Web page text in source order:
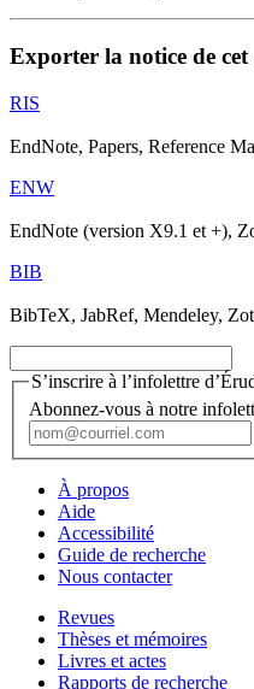
Exporter la notice de
RIS
EndNote, Papers, Reference
ENW
EndNote (version X9.1 et +),
BIB
BibTeX, JabRef, Mendeley,
S’inscrire à l’infolettre
Abonnez-vous à notre
À propos
Aide
Accessibilité
Guide de recherche
Nous contacter
Revues
Thèses et mémoires
Livres et actes
Rapports de recherche